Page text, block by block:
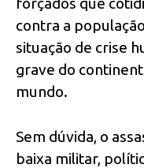
contra a
situação de crise
grave do
mundo.
Sem dúvida, o
baixa militar,